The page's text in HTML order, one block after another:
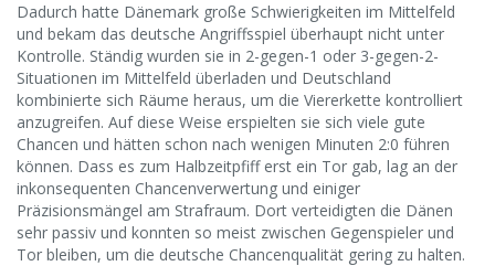
Dadurch hatte Dänemark große Schwierigkeiten im Mittelfeld
und bekam das deutsche Angriffsspiel überhaupt nicht unter
Kontrolle. Ständig wurden sie in 2-gegen-1 oder 3-gegen-2-
Situationen im Mittelfeld überladen und Deutschland
kombinierte sich Räume heraus, um die Viererkette kontrolliert
anzugreifen. Auf diese Weise erspielten sie sich viele gute
Chancen und hätten schon nach wenigen Minuten 2:0 führen
können. Dass es zum Halbzeitpfiff erst ein Tor gab, lag an der
inkonsequenten Chancenverwertung und einiger
Präzisionsmängel am Strafraum. Dort verteidigten die Dänen
sehr passiv und konnten so meist zwischen Gegenspieler und
Tor bleiben, um die deutsche Chancenqualität gering zu halten.